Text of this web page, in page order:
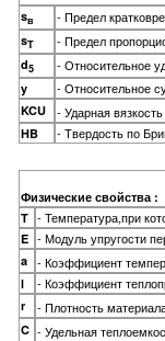
sв - Предел
sT - Предел
d5 - Относительное
y - Относительное
KCU - Ударная
HB - Твердость по
Физические свойства :
T - Температура,при
E - Модуль упругости
a - Коэффициент
l - Коэффициент
r - Плотность
C - Удельная